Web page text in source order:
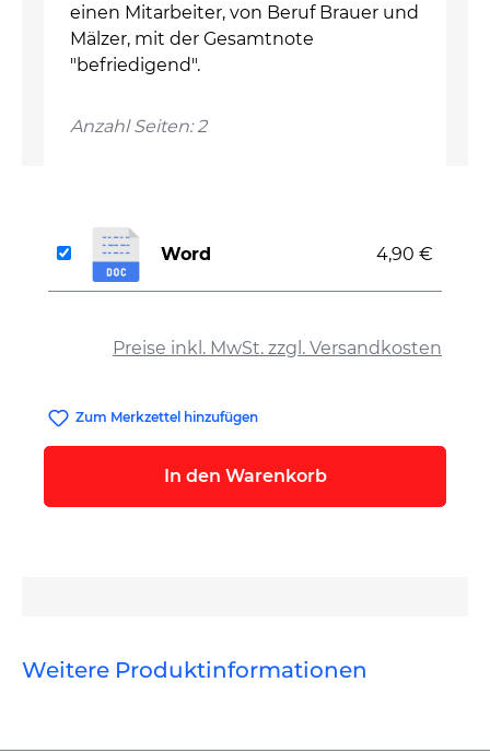
einen Mitarbeiter, von Beruf Brauer und
Mälzer, mit der Gesamtnote
"befriedigend".
Anzahl Seiten: 2
Preise inkl. MwSt. zzgl. Versandkosten
Word 4,90 €
Zum Merkzettel hinzufügen
In den Warenkorb
Weitere Produktinformationen